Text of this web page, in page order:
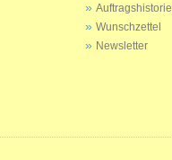
Auftragshistorie
Wunschzettel
Newsletter